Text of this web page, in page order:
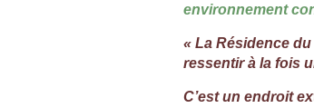
environnement
« La Résidence
ressentir à la fois
C’est un endroit